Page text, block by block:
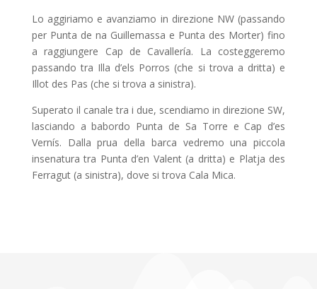
Lo aggiriamo e avanziamo in direzione NW (passando
per Punta de na Guillemassa e Punta des Morter) fino
a raggiungere Cap de Cavallería. La costeggeremo
passando tra Illa d’els Porros (che si trova a dritta) e
Illot des Pas (che si trova a sinistra).
Superato il canale tra i due, scendiamo in direzione SW,
lasciando a babordo Punta de Sa Torre e Cap d’es
Vernís. Dalla prua della barca vedremo una piccola
insenatura tra Punta d’en Valent (a dritta) e Platja des
Ferragut (a sinistra), dove si trova Cala Mica.